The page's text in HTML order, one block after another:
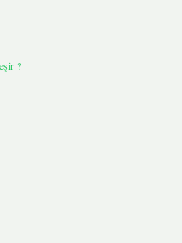
?